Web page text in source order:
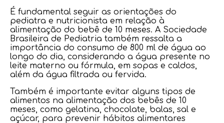
É fundamental seguir as orientações do
pediatra e nutricionista em relação à
alimentação do bebê de 10 meses. A Sociedade
Brasileira de Pediatria também ressalta a
importância do consumo de 800 ml de água ao
longo do dia, considerando a água presente no
leite materno ou fórmula, em sopas e caldos,
além da água filtrada ou fervida.
Também é importante evitar alguns tipos de
alimentos na alimentação dos bebês de 10
meses, como gelatina, chocolate, balas, sal e
açúcar, para prevenir hábitos alimentares